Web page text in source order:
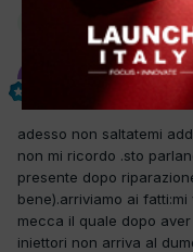
Questo è un messaggio
elmiki1
adesso non saltatemi
non mi ricordo .sto
presente dopo
bene).arriviamo ai
mecca il quale dopo
iniettori non arriva al